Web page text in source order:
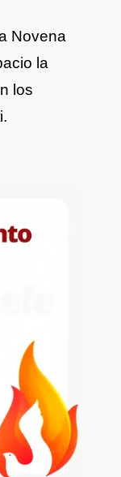
Novena
la
los